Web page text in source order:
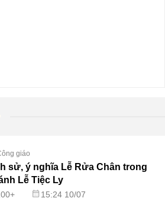
giáo
sử, ý nghĩa Lễ Rửa Chân trong
Lễ Tiệc Ly
15:24 10/07